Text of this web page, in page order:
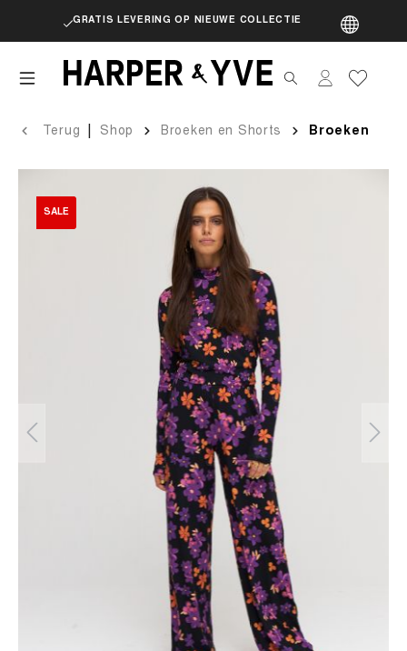
GRATIS LEVERING OP NIEUWE COLLECTIE
Terug Shop Broeken en Shorts Broeken
SALE